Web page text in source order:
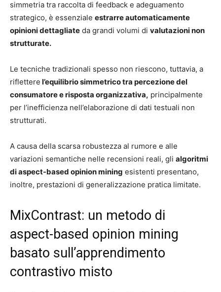
simmetria tra raccolta di feedback e adeguamento
strategico, è essenziale estrarre automaticamente
opinioni dettagliate da grandi volumi di valutazioni non
strutturate.
Le tecniche tradizionali spesso non riescono, tuttavia, a
riflettere l’equilibrio simmetrico tra percezione del
consumatore e risposta organizzativa, principalmente
per l’inefficienza nell’elaborazione di dati testuali non
strutturati.
A causa della scarsa robustezza al rumore e alle
variazioni semantiche nelle recensioni reali, gli algoritmi
di aspect-based opinion mining esistenti presentano,
inoltre, prestazioni di generalizzazione pratica limitate.
MixContrast: un metodo di
aspect-based opinion mining
basato sull’apprendimento
contrastivo misto